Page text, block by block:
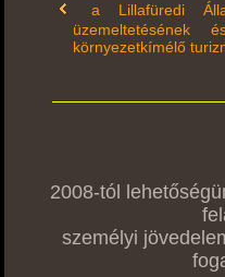
a Lillafüredi
üzemeltetésének
környezetkímélő
2008-tól
személyi